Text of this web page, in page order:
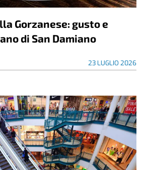
Gorzanese: gusto e
di San Damiano
23 LUGLIO 2026